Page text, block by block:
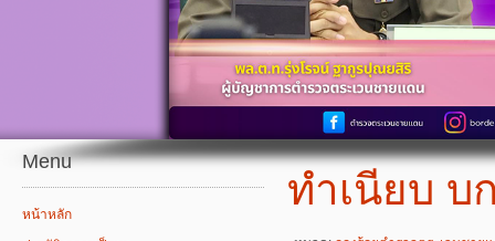
Menu
หน้าหลัก
ทำเนียบ บ